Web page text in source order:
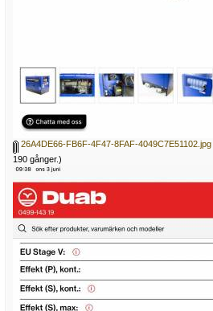
26A4DE66-FB6F-4F47-8FAF-4049C7E51102.jpg
190 gånger.)